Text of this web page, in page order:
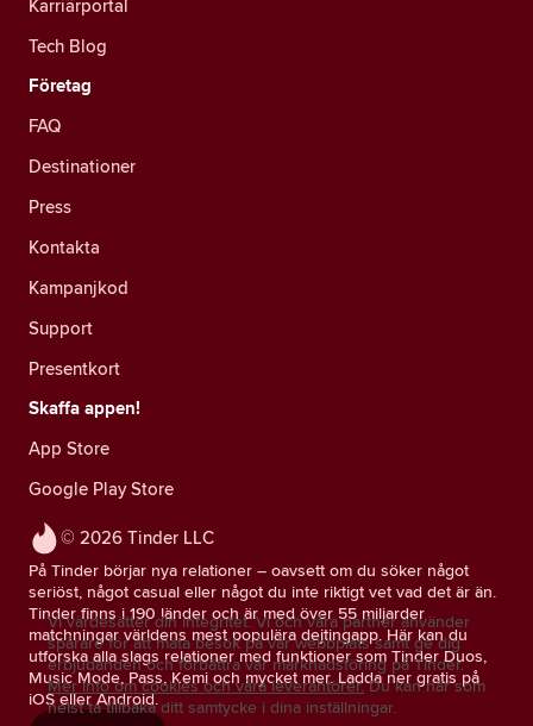
© 2026 Tinder LLC
På Tinder börjar nya relationer – oavsett om du söker något
seriöst, något casual eller något du inte riktigt vet vad det är än.
Tinder finns i 190 länder och är med över 55 miljarder
matchningar världens mest populära dejtingapp. Här kan du
utforska alla slags relationer med funktioner som Tinder Duos,
Music Mode, Pass, Kemi och mycket mer. Ladda ner gratis på
iOS eller Android.
Karriärportal
Tech Blog
Företag
FAQ
Destinationer
Press
Kontakta
Kampanjkod
Support
Presentkort
Skaffa appen!
App Store
Google Play Store
Vi värdesätter din integritet. Vi och våra partner använder
spårare för att mäta besök på vår webbplats samt ge dig
erbjudanden och förbättra vår marknadsföring på Tinder.
Mer info om cookies och våra leverantörer. Du kan när som
helst ta tillbaka ditt samtycke i dina inställningar.